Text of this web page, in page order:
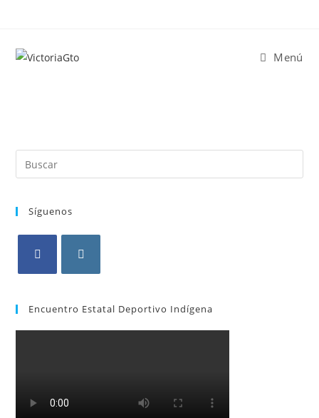
Menú
Síguenos
Encuentro Estatal Deportivo Indígena